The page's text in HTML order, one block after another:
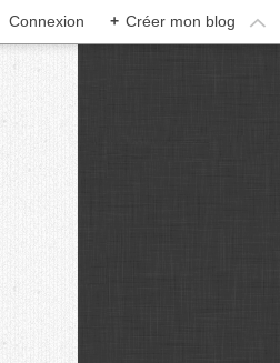
Connexion + Créer mon blog